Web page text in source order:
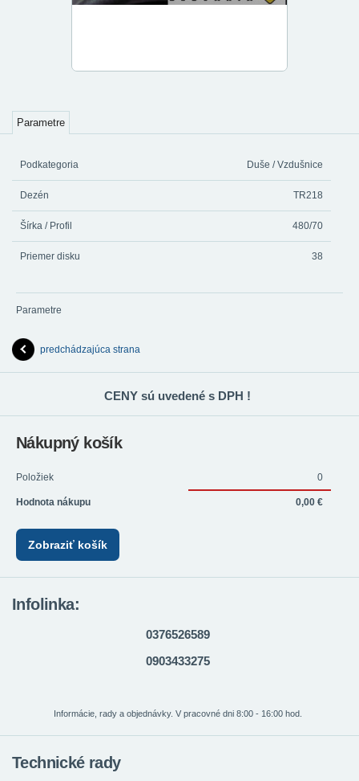
Parametre
Podkategoria Duše / Vzdušnice
Dezén TR218
Šírka / Profil 480/70
Priemer disku 38
Parametre
predchádzajúca strana
CENY sú uvedené s DPH !
Nákupný košík
Položiek 0
Hodnota nákupu 0,00 €
Zobraziť košík
Infolinka:
0376526589
0903433275
Informácie, rady a objednávky. V pracovné dni 8:00 - 16:00 hod.
Technické rady